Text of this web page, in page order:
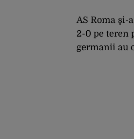
AS Roma
2-0 pe teren
germanii au